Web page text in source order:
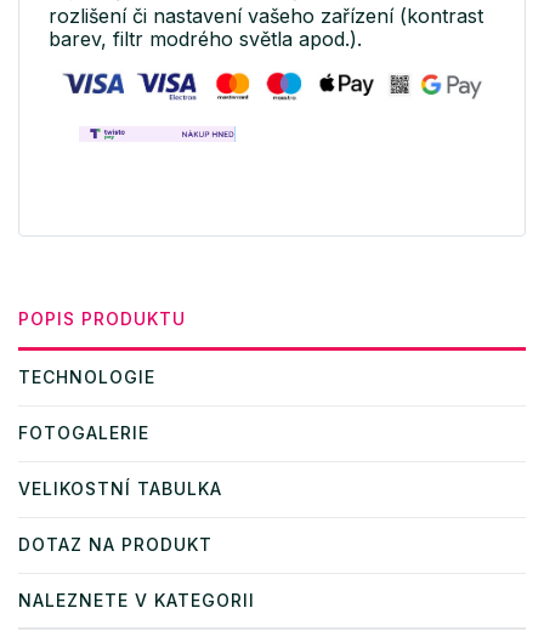
rozlišení či nastavení vašeho zařízení (kontrast
barev, filtr modrého světla apod.).
POPIS PRODUKTU
TECHNOLOGIE
FOTOGALERIE
VELIKOSTNÍ TABULKA
DOTAZ NA PRODUKT
NALEZNETE V KATEGORII